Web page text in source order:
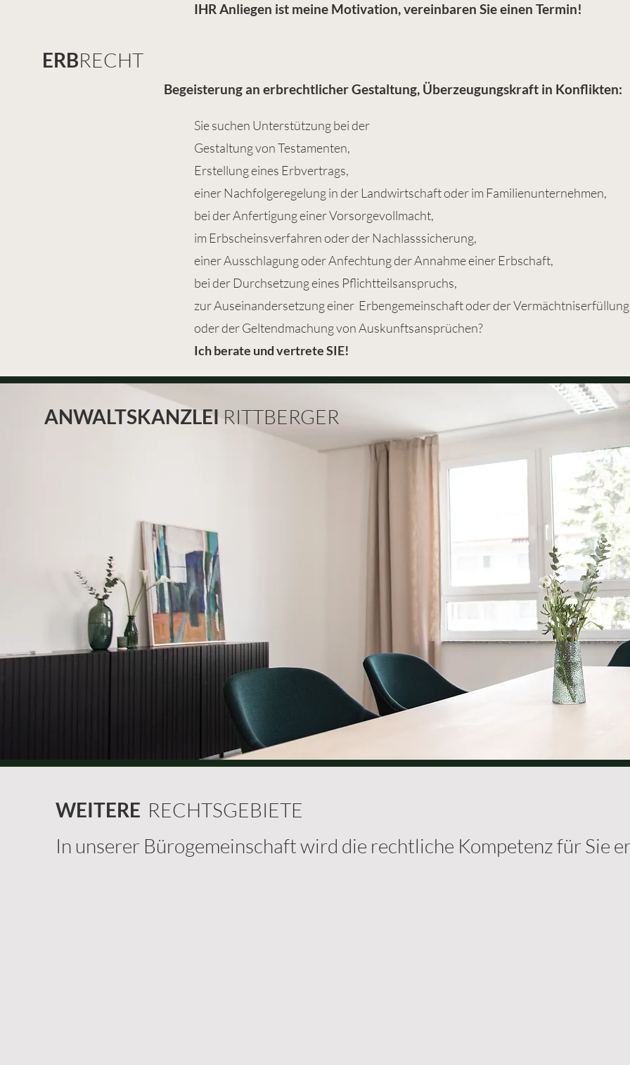
IHRAnliegen ist meine Motivation, vereinbaren Sie einen Termin!
ERBRECHT
Begeisterung an erbrechtlicher Gestaltung, Überzeugungskraft in Konflikten:
Sie suchen Unterstützung bei der
Gestaltung von Testamenten,
Erstellung eines Erbvertrags,
einer Nachfolgeregelung in der Landwirtschaft oder im Familienunternehmen,
bei der Anfertigung einer Vorsorgevollmacht,
im Erbscheinsverfahren oder der Nachlasssicherung,
einer Ausschlagung oder Anfechtung der Annahme einer Erbschaft,
bei der Durchsetzung eines Pflichtteilsanspruchs,
zur Auseinandersetzung einer Erbengemeinschaft oder der
oder der Geltendmachung von Auskunftsansprüchen?
Ich berate und vertrete SIE!
ANWALTSKANZLEI RITTBERGER
WEITERE RECHTSGEBIETE
In unserer Bürogemeinschaft wird die rechtliche Kompetenz für Sie